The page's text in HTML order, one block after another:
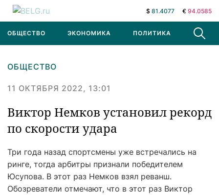
$ 81.4077 € 94.0585
ОБЩЕСТВО ЭКОНОМИКА ПОЛИТИКА В МИРЕ
ОБЩЕСТВО
11 ОКТЯБРЯ 2022, 13:01
Виктор Немков установил рекорд
по скорости удара
Три года назад спортсмены уже встречались на
ринге, тогда арбитры признали победителем
Юсупова. В этот раз Немков взял реванш.
Обозреватели отмечают, что в этот раз Виктор